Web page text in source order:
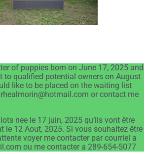
of puppies born on June 17, 2025 and
to qualified potential owners on August
like to be placed on the waiting list
or contact me
nee le 17 juin, 2025 qu’ils vont être
le 12 Aout, 2025. Si vous souhaitez être
voyer me contacter par courriel a
ou me contacter a 289-654-5077